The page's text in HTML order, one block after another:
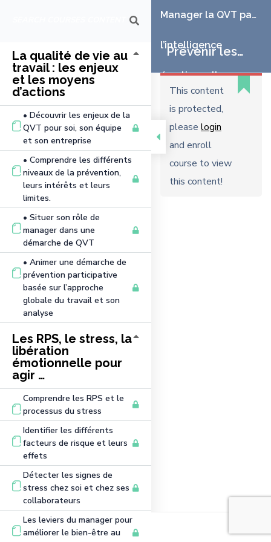
Manager la QVT par
l’intelligence
émotionnelle
Prévenir les
psychosociaux
par la gestion
La qualité de vie au
travail : les enjeux
et les moyens
d’actions
• Découvrir les enjeux de la
QVT pour soi, son équipe
et son entreprise
• Comprendre les différents
niveaux de la prévention,
leurs intérêts et leurs
limites.
• Situer son rôle de
manager dans une
démarche de QVT
• Animer une démarche de
prévention participative
basée sur l’approche
globale du travail et son
analyse
Les RPS, le stress, la
libération
émotionnelle pour
agir …
Comprendre les RPS et le
processus du stress
Identifier les différents
facteurs de risque et leurs
effets
Détecter les signes de
stress chez soi et chez ses
collaborateurs
Les leviers du manager pour
améliorer le bien-être au
This content
is protected,
please login
and enroll
course to view
this content!